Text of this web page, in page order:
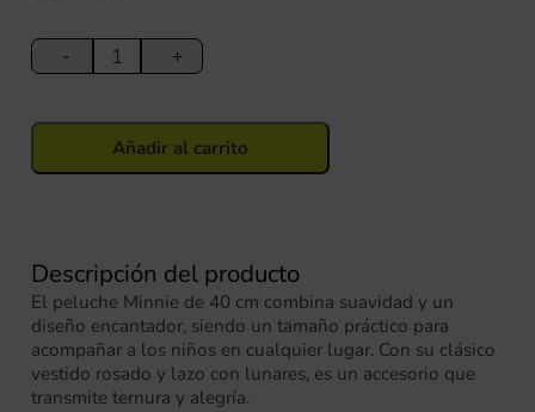
Descripción del producto
El peluche Minnie de 40 cm combina suavidad y un
diseño encantador, siendo un tamaño práctico para
acompañar a los niños en cualquier lugar. Con su clásico
vestido rosado y lazo con lunares, es un accesorio que
transmite ternura y alegría.
-
Minnie
40
+
Añadir al carrito